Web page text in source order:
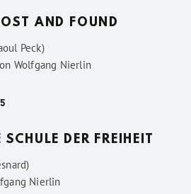
AND FOUND
Peck)
Wolfgang Nierlin
DER FREIHEIT
Nierlin